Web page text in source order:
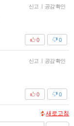
신고 | 공감 확인
0
0
신고 | 공감 확인
0
0
새로고침